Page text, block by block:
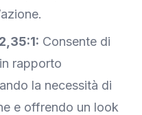
Consente di
rapporto
la necessità di
e offrendo un look